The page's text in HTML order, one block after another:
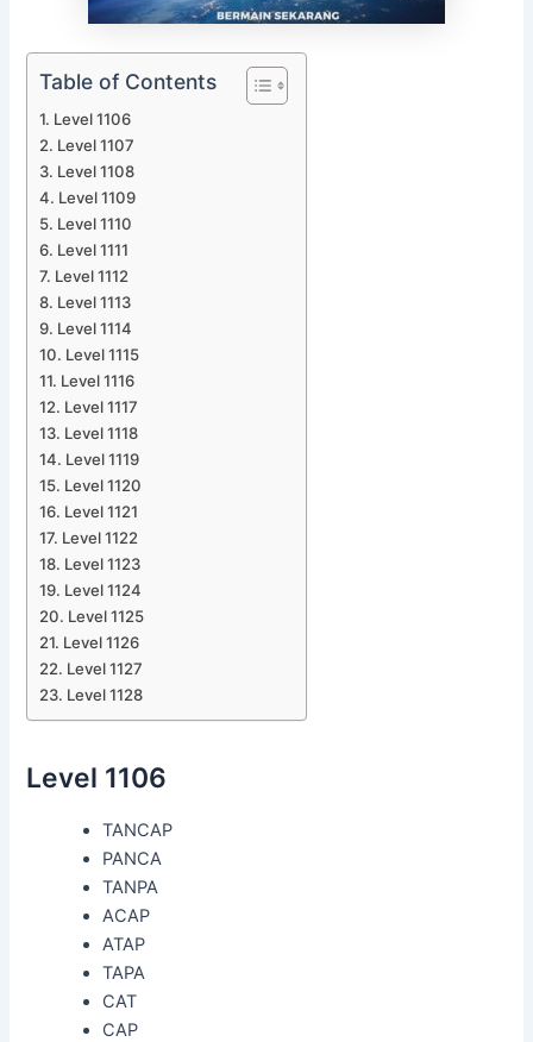
Table of Contents
Level 1106
Level 1107
Level 1108
Level 1109
Level 1110
Level 1111
Level 1112
Level 1113
Level 1114
Level 1115
Level 1116
Level 1117
Level 1118
Level 1119
Level 1120
Level 1121
Level 1122
Level 1123
Level 1124
Level 1125
Level 1126
Level 1127
Level 1128
Level 1106
TANCAP
PANCA
TANPA
ACAP
ATAP
TAPA
CAT
CAP